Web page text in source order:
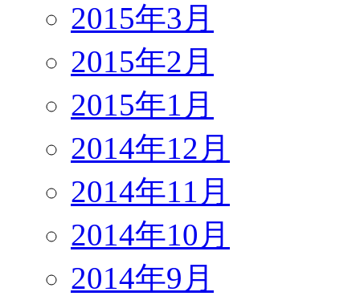
2015年3月
2015年2月
2015年1月
2014年12月
2014年11月
2014年10月
2014年9月